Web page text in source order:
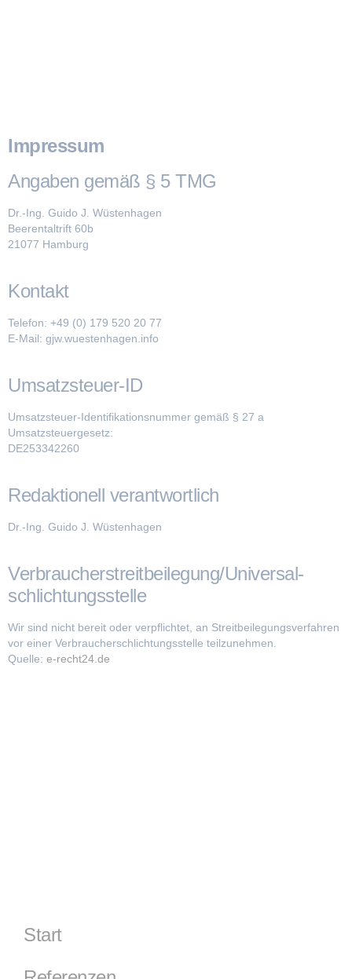
Impressum
Angaben gemäß § 5 TMG
Dr.-Ing. Guido J. Wüstenhagen
Beerentaltrift 60b
21077 Hamburg
Kontakt
Telefon: +49 (0) 179 520 20 77
E-Mail: gjw.wuestenhagen.info
Umsatzsteuer-ID
Umsatzsteuer-Identifikationsnummer gemäß § 27 a
Umsatzsteuergesetz:
DE253342260
Redaktionell verantwortlich
Dr.-Ing. Guido J. Wüstenhagen
Verbraucher­streit­beilegung/Universal­
schlichtungs­stelle
Wir sind nicht bereit oder verpflichtet, an Streitbeilegungsverfahren
vor einer Verbraucherschlichtungsstelle teilzunehmen.
Quelle: e-recht24.de
Start